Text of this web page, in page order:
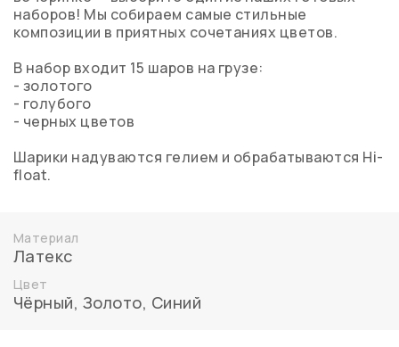
наборов! Мы собираем самые стильные
композиции в приятных сочетаниях цветов.
В набор входит 15 шаров на грузе:
- золотого
- голубого
- черных цветов
Шарики надуваются гелием и обрабатываются Hi-
float.
Материал
Латекс
Цвет
Чёрный, Золото, Синий